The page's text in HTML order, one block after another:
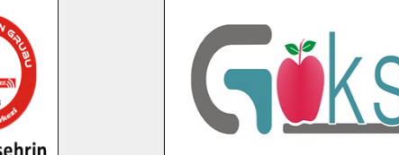
İlçe Jandarma Komutanı
Bertiz’in Yeni Köprüsünde